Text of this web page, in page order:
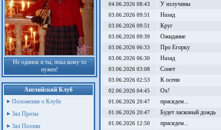
Не одинок и ты, пока кому то
нужен!
Английский Клуб
Положение о Клубе
Зал Прозы
Зал Поэзии
04.06.2026 08:43 У излучины
03.06.2026 09:51 Назад
03.06.2026 09:51 Круг
03.06.2026 09:39 Ожидание
03.06.2026 06:33 Про Егорку
03.06.2026 06:30 Назад
03.06.2026 03:08 Сонет
03.06.2026 02:53 К осени
02.06.2026 04:45 Ох!
01.06.2026 20:47 присядем...
01.06.2026 20:47 Будет ласковый дождь
01.06.2026 12:50 присядем...